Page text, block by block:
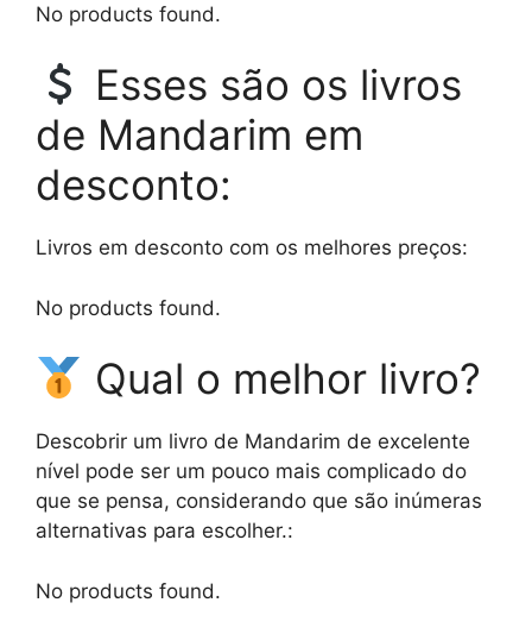
No products found.
Esses são os livros
de Mandarim em
desconto:
Livros em desconto com os melhores preços:
No products found.
Qual o melhor livro?
Descobrir um livro de Mandarim de excelente
nível pode ser um pouco mais complicado do
que se pensa, considerando que são inúmeras
alternativas para escolher.:
No products found.